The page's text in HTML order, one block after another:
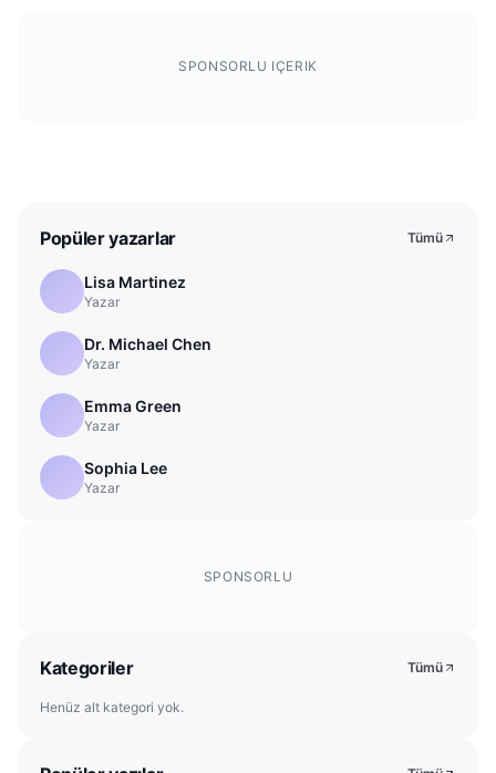
SPONSORLU IÇERIK
Popüler yazarlar Tümü
Lisa Martinez
Yazar
Dr. Michael Chen
Yazar
Emma Green
Yazar
Sophia Lee
Yazar
SPONSORLU
Kategoriler Tümü
Henüz alt kategori yok.